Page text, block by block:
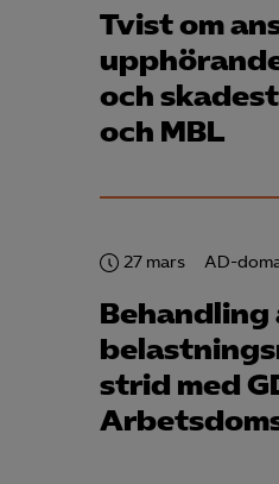
Tvist om
och
och MBL
27 mars AD-
Behandling
strid med